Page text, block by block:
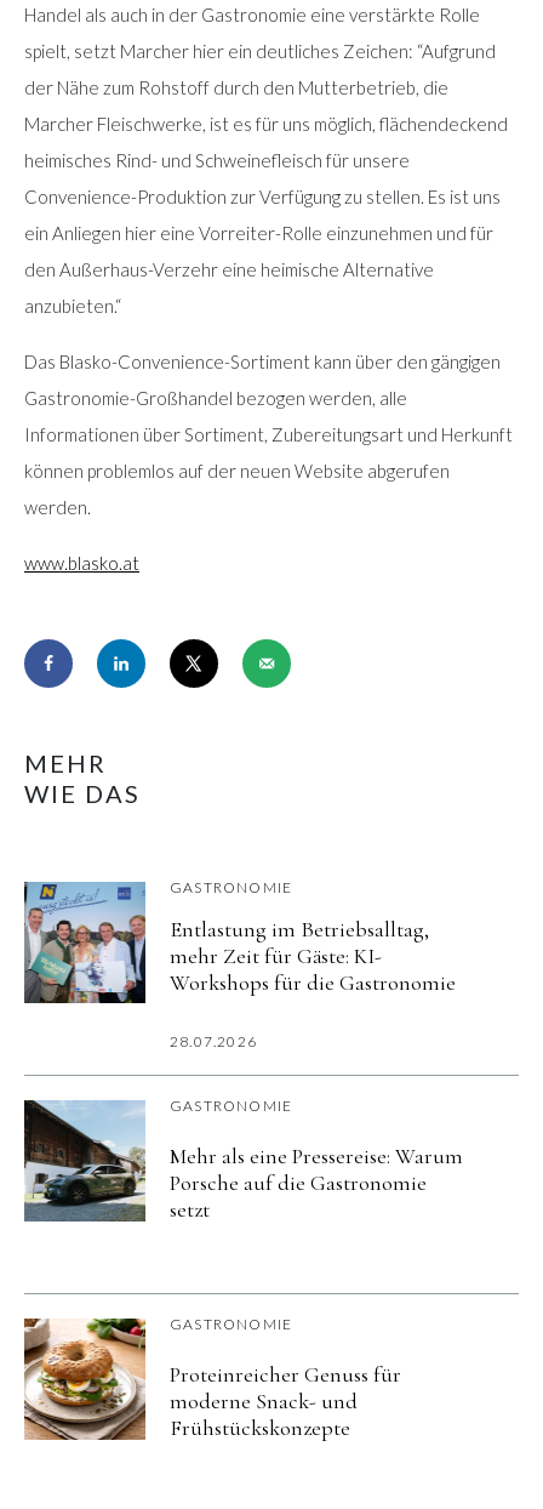
Handel als auch in der Gastronomie eine verstärkte Rolle
spielt, setzt Marcher hier ein deutliches Zeichen: “Aufgrund
der Nähe zum Rohstoff durch den Mutterbetrieb, die
Marcher Fleischwerke, ist es für uns möglich, flächendeckend
heimisches Rind- und Schweinefleisch für unsere
Convenience-Produktion zur Verfügung zu stellen. Es ist uns
ein Anliegen hier eine Vorreiter-Rolle einzunehmen und für
den Außerhaus-Verzehr eine heimische Alternative
anzubieten.“
Das Blasko-Convenience-Sortiment kann über den gängigen
Gastronomie-Großhandel bezogen werden, alle
Informationen über Sortiment, Zubereitungsart und Herkunft
können problemlos auf der neuen Website abgerufen
werden.
www.blasko.at
MEHR
WIE DAS
GASTRONOMIE
Entlastung im Betriebsalltag,
mehr Zeit für Gäste: KI-
Workshops für die Gastronomie
28.07.2026
GASTRONOMIE
Mehr als eine Pressereise: Warum
Porsche auf die Gastronomie
setzt
GASTRONOMIE
Proteinreicher Genuss für
moderne Snack- und
Frühstückskonzepte